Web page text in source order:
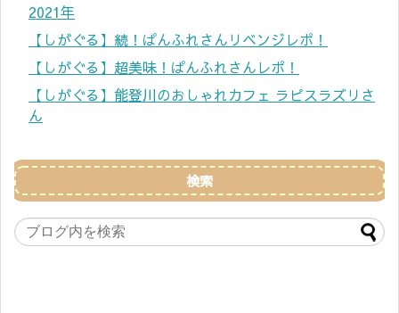
2021年
【しがぐる】続！ぱんふれさんリベンジレポ！
【しがぐる】超美味！ぱんふれさんレポ！
【しがぐる】能登川のおしゃれカフェ ラピスラズリさ
ん
検索